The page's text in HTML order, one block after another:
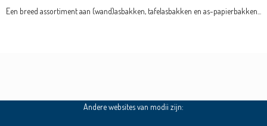
Een breed assortiment aan (wand)asbakken, tafelasbakken en as-papierbakken...
Andere websites van modii zijn: